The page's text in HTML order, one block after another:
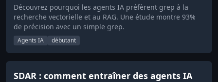
Découvrez pourquoi les agents IA préfèrent grep à la
recherche vectorielle et au RAG. Une étude montre 93%
de précision avec un simple grep.
Agents IA débutant
SDAR : comment entraîner des agents IA